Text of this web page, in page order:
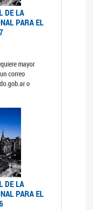
DE LA
PARA EL
mayor
correo
o
DE LA
PARA EL